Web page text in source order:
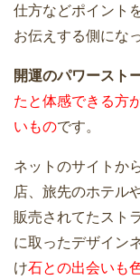
仕方などポイント
お伝えする側にな
開運のパワースト
たと体感できる方
いものです。
ネットのサイトか
店、旅先のホテル
販売されてたスト
に取ったデザイン
け石との出会いも